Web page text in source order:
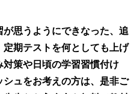
思うようにできなった、追
期テストを何としても上げ
策や日頃の学習習慣付け
ュをお考えの方は、是非ご